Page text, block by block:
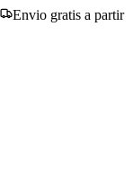
Envio gratis a partir